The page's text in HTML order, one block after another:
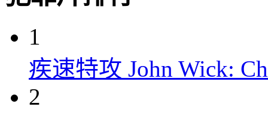
1
疾速特攻 John Wick:
2